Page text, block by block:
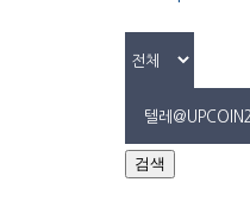
검색